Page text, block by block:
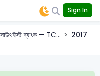
Sign In
সাউথইস্ট ব্যাংক — TC...
2017